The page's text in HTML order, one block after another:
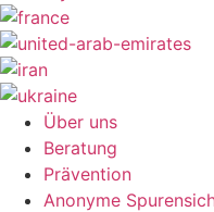
Über uns
Beratung
Prävention
Anonyme